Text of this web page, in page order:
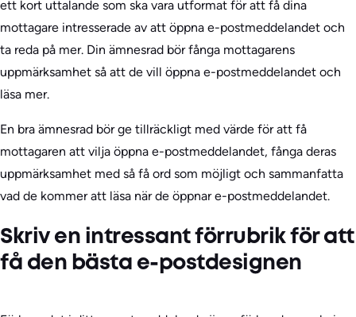
ett kort uttalande som ska vara utformat för att få dina
mottagare intresserade av att öppna e-postmeddelandet och
ta reda på mer. Din ämnesrad bör fånga mottagarens
uppmärksamhet så att de vill öppna e-postmeddelandet och
läsa mer.
En bra ämnesrad bör ge tillräckligt med värde för att få
mottagaren att vilja öppna e-postmeddelandet, fånga deras
uppmärksamhet med så få ord som möjligt och sammanfatta
vad de kommer att läsa när de öppnar e-postmeddelandet.
Skriv en intressant förrubrik för att
få den bästa e-postdesignen